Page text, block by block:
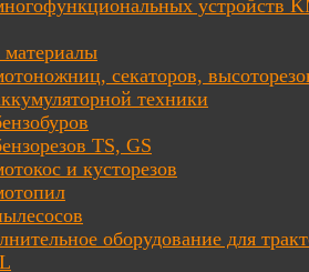
устройств
материалы
секаторов,
техники
TS, GS
и кусторезов
оборудование для